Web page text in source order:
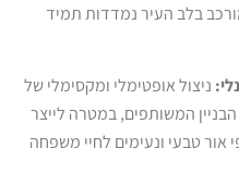
בלב העיר נמדדות תמיד
ניצול אופטימלי ומקסימלי של
המשותפים, במטרה לייצר
אור טבעי ונעימים לחיי משפחה